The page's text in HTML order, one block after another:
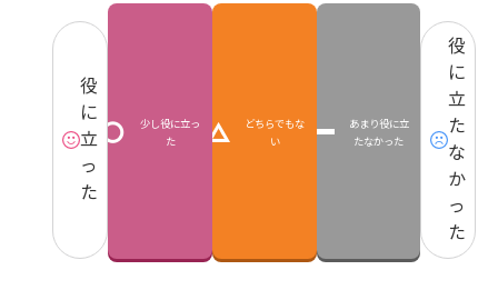
役
に
立
っ
た
少し役に立っ
た
どちらでもな
い
あまり役に立
たなかった
役
に
立
た
な
か
っ
た